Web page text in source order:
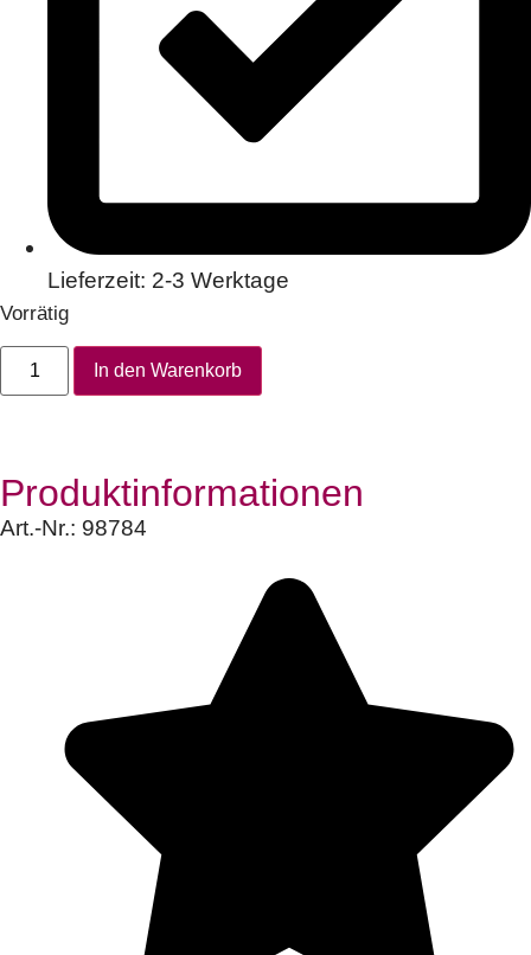
Lieferzeit: 2-3 Werktage
Vorrätig
In den Warenkorb
Produktinformationen
Art.-Nr.: 98784